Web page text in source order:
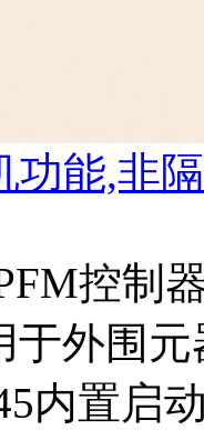
功能,非
控制
于外围
内置启